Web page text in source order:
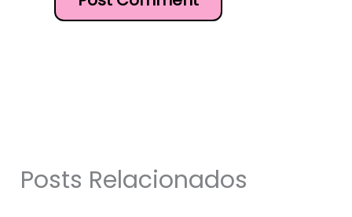
Posts Relacionados